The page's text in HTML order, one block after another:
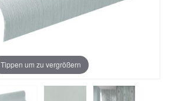
Tippen um zu vergrößern